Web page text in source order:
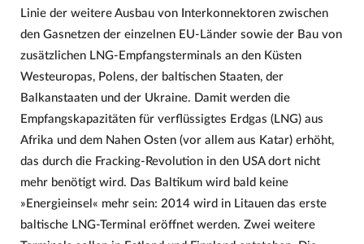
Linie der weitere Ausbau von Interkonnektoren zwischen
den Gasnetzen der einzelnen EU-Länder sowie der Bau von
zusätzlichen LNG-Empfangsterminals an den Küsten
Westeuropas, Polens, der baltischen Staaten, der
Balkanstaaten und der Ukraine. Damit werden die
Empfangskapazitäten für verflüssigtes Erdgas (LNG) aus
Afrika und dem Nahen Osten (vor allem aus Katar) erhöht,
das durch die Fracking-Revolution in den USA dort nicht
mehr benötigt wird. Das Baltikum wird bald keine
»Energieinsel« mehr sein: 2014 wird in Litauen das erste
baltische LNG-Terminal eröffnet werden. Zwei weitere